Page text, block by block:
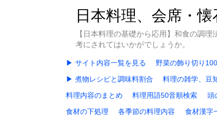
日本料理、会席・
【日本料理の基礎から応用】和食の調
考にされてはいかがでしょうか。
▶ サイト内容一覧を見る 野菜の飾り切り
▶ 煮物レシピと調味料割合
料理の雑学、豆
料理内容のまとめ
料理用語50音順検索 頭
食材の下処理
各季節の料理内容 食材漢字